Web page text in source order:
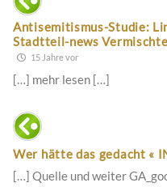
Antisemitismus-Studie:
Stadtteil-news
15 Jahre vor
[…] mehr lesen […]
Wer hätte das gedacht «
[…] Quelle und weiter